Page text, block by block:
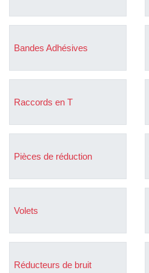
Bandes Adhésives
Raccords en T
Pièces de réduction
Volets
Réducteurs de bruit